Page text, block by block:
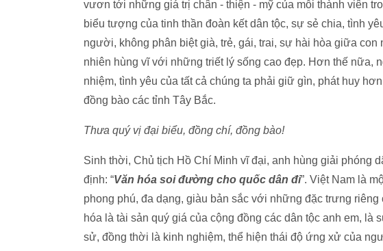
vươn tới những giá trị chân - thiện - mỹ của mỗi thành viên
biểu tượng của tinh thần đoàn kết dân tộc, sự sẻ chia, tình
người, không phân biệt già, trẻ, gái, trai, sự hài hòa giữa
nhiên hùng vĩ với những triết lý sống cao đẹp. Hơn thế nữa,
nhiệm, tình yêu của tất cả chúng ta phải giữ gìn, phát huy
đồng bào các tỉnh Tây Bắc.
Thưa quý vị đại biểu, đồng chí, đồng bào!
Sinh thời, Chủ tịch Hồ Chí Minh vĩ đại, anh hùng giải phóng
định: “Văn hóa soi đường cho quốc dân đi”. Việt Nam là
phong phú, đa dạng, giàu bản sắc với những đặc trưng
hóa là tài sản quý giá của cộng đồng các dân tộc anh em, là
sử, đồng thời là kinh nghiệm, thể hiện thái độ ứng xử của